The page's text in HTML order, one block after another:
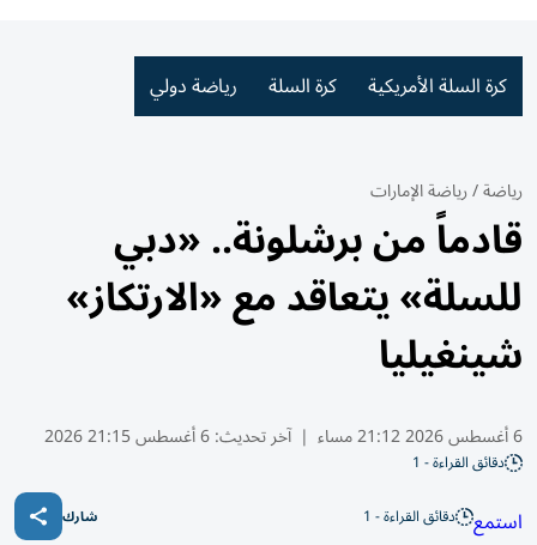
كرة السلة الأمريكية كرة السلة رياضة دولي
رياضة/رياضة الإمارات
قادماً من برشلونة.. «دبي
للسلة» يتعاقد مع «الارتكاز»
شينغيليا
6 أغسطس 2026 21:12 مساء | آخر تحديث:6 أغسطس 21:15 2026
دقائق القراءة - 1
استمع دقائق القراءة - 1 شارك